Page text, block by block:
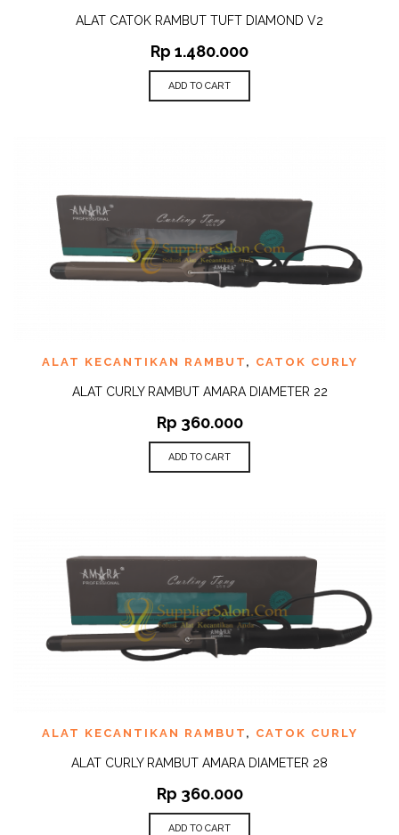
ALAT CATOK RAMBUT TUFT DIAMOND V2
Rp 1.480.000
ADD TO CART
ALAT KECANTIKAN RAMBUT , CATOK CURLY
ALAT CURLY RAMBUT AMARA DIAMETER 22
Rp 360.000
ADD TO CART
ALAT KECANTIKAN RAMBUT , CATOK CURLY
ALAT CURLY RAMBUT AMARA DIAMETER 28
Rp 360.000
ADD TO CART